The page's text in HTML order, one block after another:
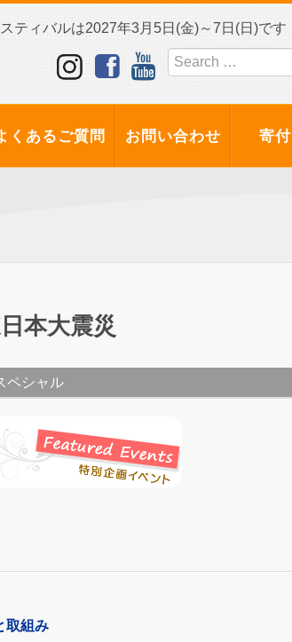
ティバルは2027年3月5日(金)～7日(日)です
くあるご質問 お問い合わせ 寄付
本大震災
ペシャル
取組み